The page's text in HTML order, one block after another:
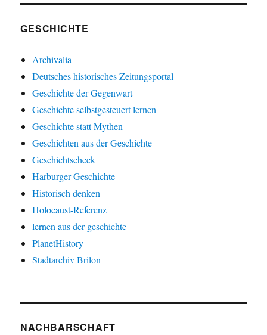
GESCHICHTE
Archivalia
Deutsches historisches Zeitungsportal
Geschichte der Gegenwart
Geschichte selbstgesteuert lernen
Geschichte statt Mythen
Geschichten aus der Geschichte
Geschichtscheck
Harburger Geschichte
Historisch denken
Holocaust-Referenz
lernen aus der geschichte
PlanetHistory
Stadtarchiv Brilon
NACHBARSCHAFT